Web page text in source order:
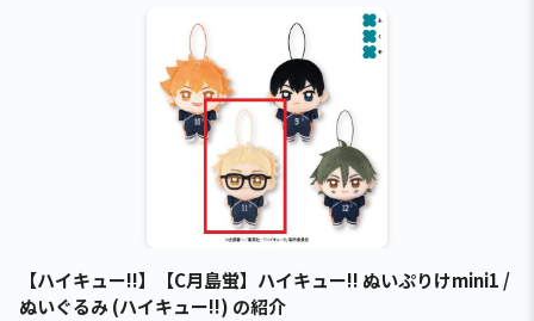
【ハイキュー!!】【C月島蛍】ハイキュー!! ぬいぷりけmini1 /
ぬいぐるみ (ハイキュー!!) の紹介